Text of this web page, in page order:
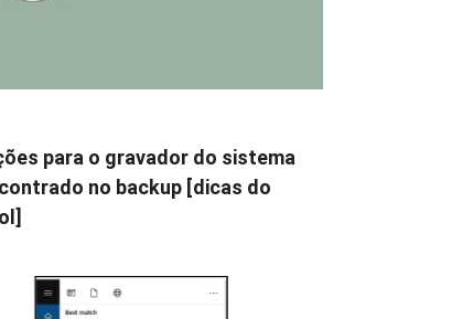
para o gravador do sistema
no backup [dicas do